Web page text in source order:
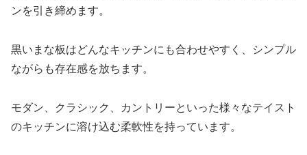
ンを引き締めます。
黒いまな板はどんなキッチンにも合わせやすく、シンプル
ながらも存在感を放ちます。
モダン、クラシック、カントリーといった様々なテイスト
のキッチンに溶け込む柔軟性を持っています。